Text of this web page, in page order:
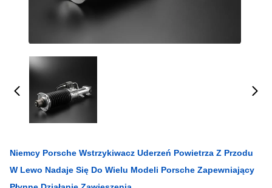
Niemcy Porsche Wstrzykiwacz Uderzeń Powietrza Z Przodu
W Lewo Nadaje Się Do Wielu Modeli Porsche Zapewniający